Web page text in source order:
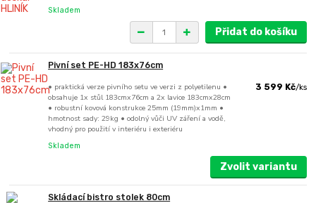
Skladem
Přidat do košíku
Pivní set PE-HD 183x76cm
• praktická verze pivního setu ve verzi z polyetilenu •
obsahuje 1x stůl 183cmx76cm a 2x lavice 183cmx28cm
• robustní kovová konstrukce 25mm (19mm)x1mm •
hmotnost sady: 29kg • odolný vůči UV záření a vodě,
vhodný pro použití v interiéru i exteriéru
3 599 Kč/ks
Skladem
Zvolit variantu
Skládací bistro stolek 80cm